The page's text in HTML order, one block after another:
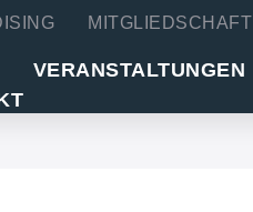
MITGLIEDSCHAFT
VERANSTALTUNGEN